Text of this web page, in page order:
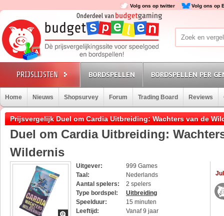
Volg ons op twitter Volg ons op
BORDSPELLEN BORDSPELLEN PER
Home Nieuws Shopsurvey Forum Trading Board Reviews
Prijsvergelijk Duel om Cardia Uitbreiding: Wachters van de
Duel om Cardia Uitbreiding:
Wildernis
Uitgever:
999 Games
Taal:
Nederlands
Aantal spelers:
2 spelers
Type bordspel:
Uitbreiding
Speelduur:
15 minuten
Leeftijd:
Vanaf 9 jaar